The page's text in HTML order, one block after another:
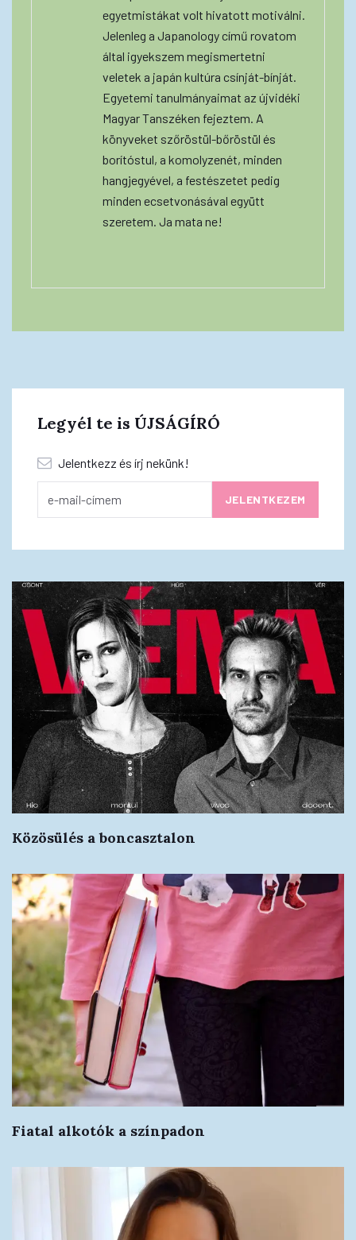
egyetmistákat volt hivatott motiválni.
Jelenleg a Japanology című rovatom
által igyekszem megismertetni
veletek a japán kultúra csínját-bínját.
Egyetemi tanulmányaimat az újvidéki
Magyar Tanszéken fejeztem. A
könyveket szőröstül-bőröstül és
borítóstul, a komolyzenét, minden
hangjegyével, a festészetet pedig
minden ecsetvonásával együtt
szeretem. Ja mata ne!
Legyél te is ÚJSÁGÍRÓ
Jelentkezz és írj nekünk!
Közösülés a boncasztalon
Fiatal alkotók a színpadon